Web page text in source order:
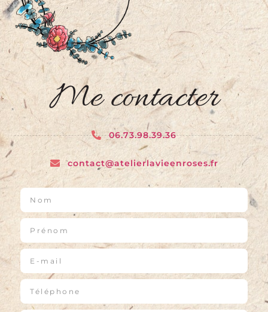
Me contacter
06.73.98.39.36
contact@atelierlavieenroses.fr